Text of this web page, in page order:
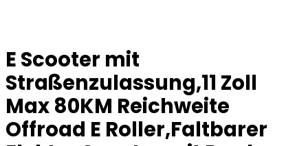
E Scooter mit
Straßenzulassung,11 Zoll
Max 80KM Reichweite
Offroad E Roller,Faltbarer